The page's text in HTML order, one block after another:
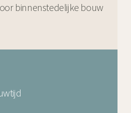
binnenstedelijke bouw